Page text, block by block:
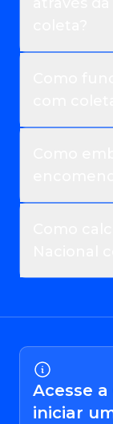
Acesse
iniciar